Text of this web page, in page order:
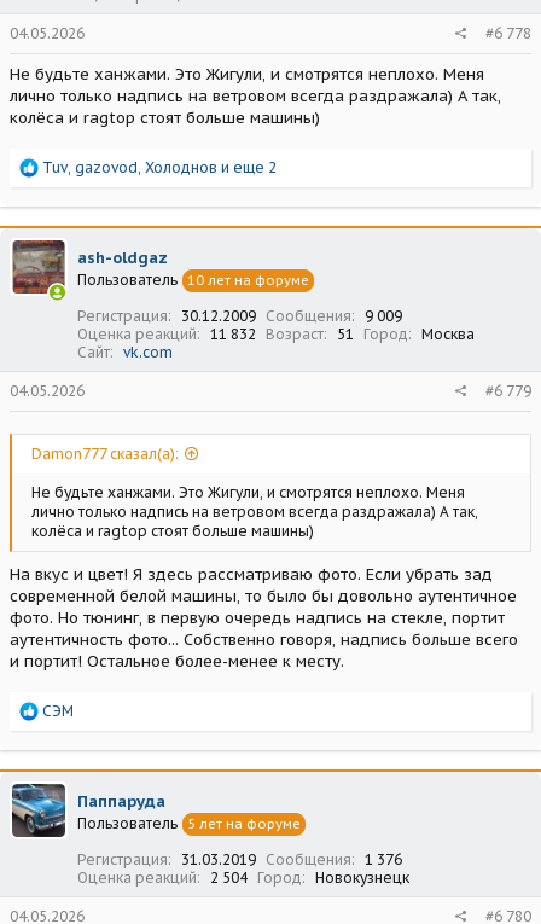
04.05.2026 #6 778
Не будьте ханжами. Это Жигули, и смотрятся неплохо. Меня
лично только надпись на ветровом всегда раздражала) А так,
колёса и ragtop стоят больше машины)
Р
а
к
ц
и
и
Tuv, gazovod, Холоднов и еще 2
ash-oldgaz
Пользователь 10 лет на форуме
Регистрация 30.12.2009 Сообщения
9 009
Оценка реакций
11 832 Возраст 51 Город
Москва
Сайт
vk.com
04.05.2026 #6 779
Damon777 сказал(а):
Не будьте ханжами. Это Жигули, и смотрятся неплохо. Меня
лично только надпись на ветровом всегда раздражала) А так,
колёса и ragtop стоят больше машины)
На вкус и цвет! Я здесь рассматриваю фото. Если убрать зад
современной белой машины, то было бы довольно аутентичное
фото. Но тюнинг, в первую очередь надпись на стекле, портит
аутентичность фото... Собственно говоря, надпись больше всего
и портит! Остальное более-менее к месту.
Р
а
к
ц
и
и
СЭМ
Паппаруда
Пользователь 5 лет на форуме
Регистрация 31.03.2019 Сообщения
1 376
Оценка реакций
2 504 Город Новокузнецк
04.05.2026 #6 780